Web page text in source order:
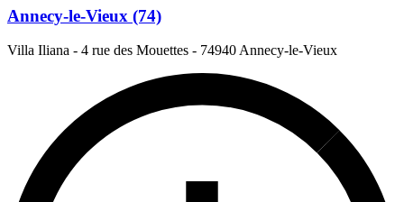
Annecy-le-Vieux (74)
Villa Iliana - 4 rue des Mouettes - 74940 Annecy-le-Vieux